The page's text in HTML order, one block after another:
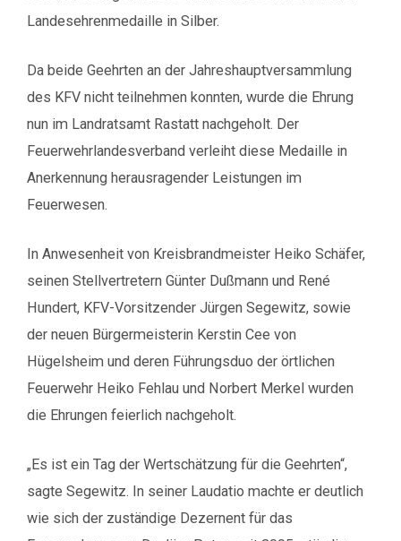
Landesehrenmedaille in Silber.
Da beide Geehrten an der Jahreshauptversammlung
des KFV nicht teilnehmen konnten, wurde die Ehrung
nun im Landratsamt Rastatt nachgeholt. Der
Feuerwehrlandesverband verleiht diese Medaille in
Anerkennung herausragender Leistungen im
Feuerwesen.
In Anwesenheit von Kreisbrandmeister Heiko Schäfer,
seinen Stellvertretern Günter Dußmann und René
Hundert, KFV-Vorsitzender Jürgen Segewitz, sowie
der neuen Bürgermeisterin Kerstin Cee von
Hügelsheim und deren Führungsduo der örtlichen
Feuerwehr Heiko Fehlau und Norbert Merkel wurden
die Ehrungen feierlich nachgeholt.
„Es ist ein Tag der Wertschätzung für die Geehrten“,
sagte Segewitz. In seiner Laudatio machte er deutlich
wie sich der zuständige Dezernent für das